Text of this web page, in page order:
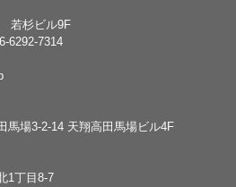
若杉ビル9F
6292-7314
場3-2-14 天翔高田馬場ビル4F
1丁目8-7